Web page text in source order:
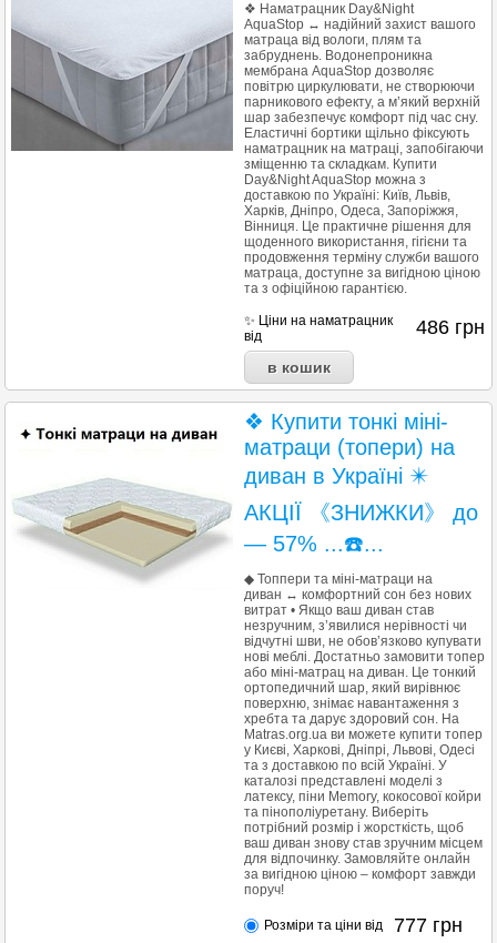
❖ Наматрацник Day&Night
AquaStop ↔ надійний захист вашого
матраца від вологи, плям та
забруднень. Водонепроникна
мембрана AquaStop дозволяє
повітрю циркулювати, не створюючи
парникового ефекту, а м’який верхній
шар забезпечує комфорт під час сну.
Еластичні бортики щільно фіксують
наматрацник на матраці, запобігаючи
зміщенню та складкам. Купити
Day&Night AquaStop можна з
доставкою по Україні: Київ, Львів,
Харків, Дніпро, Одеса, Запоріжжя,
Вінниця. Це практичне рішення для
щоденного використання, гігієни та
продовження терміну служби вашого
матраца, доступне за вигідною ціною
та з офіційною гарантією.
✨ Ціни на наматрацник
від
486 грн
❖ Купити тонкі міні-
матраци (топери) на
диван в Україні ✴️
АКЦІЇ 《ЗНИЖКИ》 до
— 57% ...☎️...
◆ Топпери та міні-матраци на
диван ↔ комфортний сон без нових
витрат • Якщо ваш диван став
незручним, з’явилися нерівності чи
відчутні шви, не обов’язково купувати
нові меблі. Достатньо замовити топер
або міні-матрац на диван. Це тонкий
ортопедичний шар, який вирівнює
поверхню, знімає навантаження з
хребта та дарує здоровий сон. На
Matras.org.ua ви можете купити топер
у Києві, Харкові, Дніпрі, Львові, Одесі
та з доставкою по всій Україні. У
каталозі представлені моделі з
латексу, піни Memory, кокосової койри
та пінополіуретану. Виберіть
потрібний розмір і жорсткість, щоб
ваш диван знову став зручним місцем
для відпочинку. Замовляйте онлайн
за вигідною ціною – комфорт завжди
поруч!
Розміри та ціни від 777 грн